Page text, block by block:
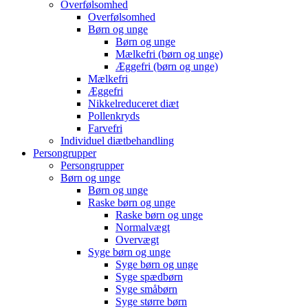
Overfølsomhed
Overfølsomhed
Børn og unge
Børn og unge
Mælkefri (børn og unge)
Æggefri (børn og unge)
Mælkefri
Æggefri
Nikkelreduceret diæt
Pollenkryds
Farvefri
Individuel diætbehandling
Persongrupper
Persongrupper
Børn og unge
Børn og unge
Raske børn og unge
Raske børn og unge
Normalvægt
Overvægt
Syge børn og unge
Syge børn og unge
Syge spædbørn
Syge småbørn
Syge større børn